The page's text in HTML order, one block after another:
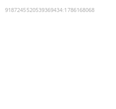
9187245520539369434:1786168068